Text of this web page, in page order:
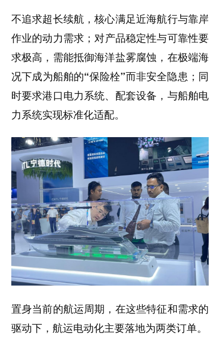
不追求超长续航，核心满足近海航行与靠岸
作业的动力需求；对产品稳定性与可靠性要
求极高，需能抵御海洋盐雾腐蚀，在极端海
况下成为船舶的“保险栓”而非安全隐患；同
时要求港口电力系统、配套设备，与船舶电
力系统实现标准化适配。
置身当前的航运周期，在这些特征和需求的
驱动下，航运电动化主要落地为两类订单。